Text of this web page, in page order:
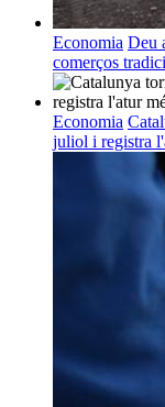
Economia Deu
comerços
Economia
juliol i registra